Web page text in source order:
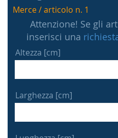
Merce / articolo n. 1
Attenzione! Se gli
inserisci una
Altezza [cm]
Larghezza [cm]